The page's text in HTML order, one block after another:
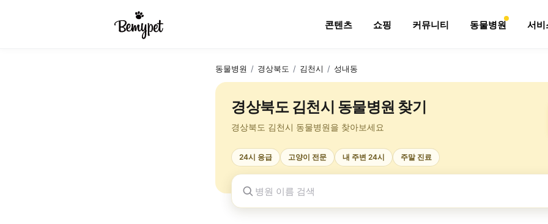
콘텐츠 쇼핑 커뮤니티 동물병원 서비
동물병원 / 경상북도 / 김천시 / 성내동
경상북도 김천시 동물병원 찾기
경상북도 김천시 동물병원을 찾아보세요
24시 응급 고양이 전문 내 주변 24시 주말 진료